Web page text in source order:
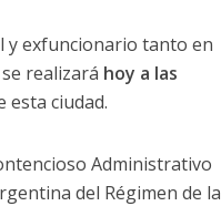
y exfuncionario tanto en
realizará hoy a las
esta ciudad.
Administrativo
del Régimen de la